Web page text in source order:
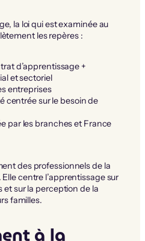
la loi qui est examinée au
les repères :
d’apprentissage +
et sectoriel
entreprises
centrée sur le besoin de
par les branches et France
des professionnels de la
centre l’apprentissage sur
et sur la perception de la
familles.
à la